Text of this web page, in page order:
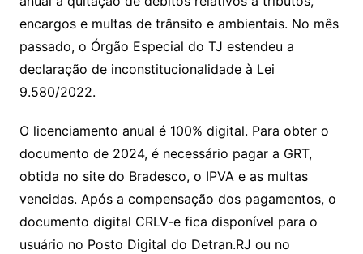
encargos e multas de trânsito e ambientais. No mês
passado, o Órgão Especial do TJ estendeu a
declaração de inconstitucionalidade à Lei
9.580/2022.
O licenciamento anual é 100% digital. Para obter o
documento de 2024, é necessário pagar a GRT,
obtida no site do Bradesco, o IPVA e as multas
vencidas. Após a compensação dos pagamentos, o
documento digital CRLV-e fica disponível para o
usuário no Posto Digital do Detran.RJ ou no